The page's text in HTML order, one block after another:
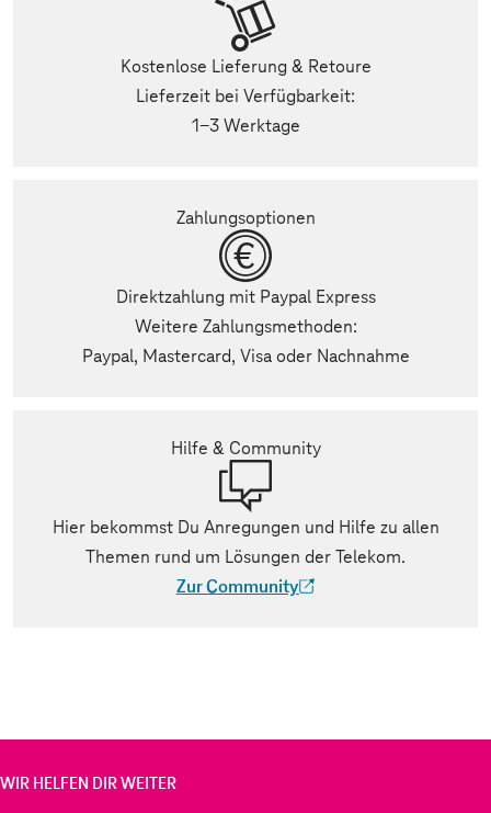
Kostenlose Lieferung & Retoure
Lieferzeit bei Verfügbarkeit:
1-3 Werktage
Zahlungsoptionen
Direktzahlung mit Paypal Express
Weitere Zahlungsmethoden:
Paypal, Mastercard, Visa oder Nachnahme
Hilfe & Community
Hier bekommst Du Anregungen und Hilfe zu allen
Themen rund um Lösungen der Telekom.
Zur Community
(Der Link wird in einem neuen Tab
WIR HELFEN DIR WEITER